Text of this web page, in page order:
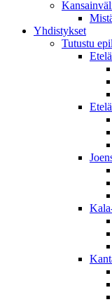
Yhdistykset
Tutustu